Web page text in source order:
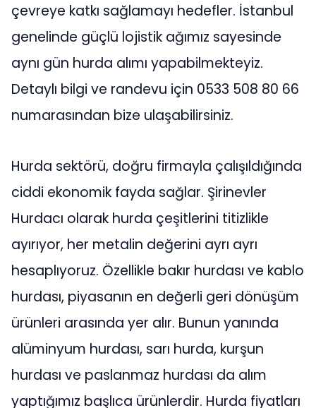
çevreye katkı sağlamayı hedefler. İstanbul
genelinde güçlü lojistik ağımız sayesinde
aynı gün hurda alımı yapabilmekteyiz.
Detaylı bilgi ve randevu için 0533 508 80 66
numarasından bize ulaşabilirsiniz.
Hurda sektörü, doğru firmayla çalışıldığında
ciddi ekonomik fayda sağlar. Şirinevler
Hurdacı olarak hurda çeşitlerini titizlikle
ayırıyor, her metalin değerini ayrı ayrı
hesaplıyoruz. Özellikle bakır hurdası ve kablo
hurdası, piyasanın en değerli geri dönüşüm
ürünleri arasında yer alır. Bunun yanında
alüminyum hurdası, sarı hurda, kurşun
hurdası ve paslanmaz hurdası da alım
yaptığımız başlıca ürünlerdir. Hurda fiyatları